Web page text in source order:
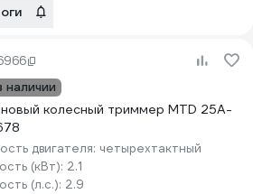
наличии
колесный триммер MTD 25A-
двигателя: четырехтактный
(кВт): 2.1
(л.с.): 2.9